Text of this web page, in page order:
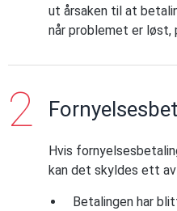
ut årsaken til at
når problemet er løst,
Hvis
kan det skyldes ett
Betalingen har